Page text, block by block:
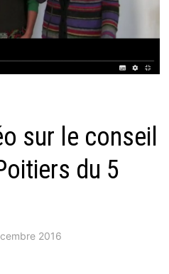
sur le conseil
du 5
2016